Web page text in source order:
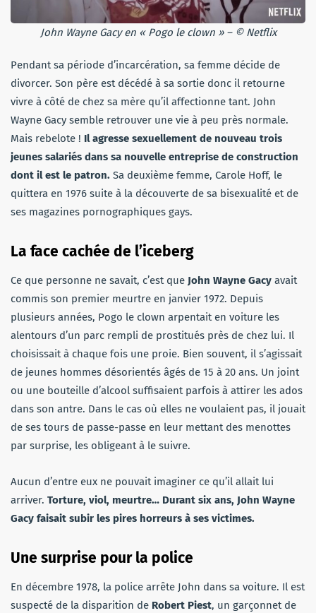
John Wayne Gacy en « Pogo le clown » – © Netflix
Pendant sa période d’incarcération, sa femme décide de
divorcer. Son père est décédé à sa sortie donc il retourne
vivre à côté de chez sa mère qu’il affectionne tant. John
Wayne Gacy semble retrouver une vie à peu près normale.
Mais rebelote ! Il agresse sexuellement de nouveau trois
jeunes salariés dans sa nouvelle entreprise de construction
dont il est le patron. Sa deuxième femme, Carole Hoff, le
quittera en 1976 suite à la découverte de sa bisexualité et de
ses magazines pornographiques gays.
La face cachée de l’iceberg
Ce que personne ne savait, c’est que John Wayne Gacy avait
commis son premier meurtre en janvier 1972. Depuis
plusieurs années, Pogo le clown arpentait en voiture les
alentours d’un parc rempli de prostitués près de chez lui. Il
choisissait à chaque fois une proie. Bien souvent, il s’agissait
de jeunes hommes désorientés âgés de 15 à 20 ans. Un joint
ou une bouteille d’alcool suffisaient parfois à attirer les ados
dans son antre. Dans le cas où elles ne voulaient pas, il jouait
de ses tours de passe-passe en leur mettant des menottes
par surprise, les obligeant à le suivre.
Aucun d’entre eux ne pouvait imaginer ce qu’il allait lui
arriver. Torture, viol, meurtre… Durant six ans, John Wayne
Gacy faisait subir les pires horreurs à ses victimes.
Une surprise pour la police
En décembre 1978, la police arrête John dans sa voiture. Il est
suspecté de la disparition de Robert Piest, un garçonnet de